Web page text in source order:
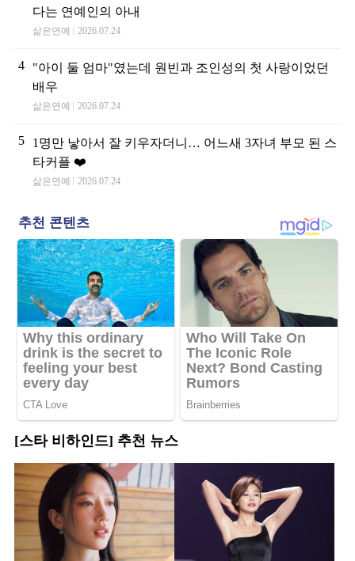
다는 연예인의 아내
삶은연예 2026.07.24
4
"아이 둘 엄마"였는데 원빈과 조인성의 첫 사랑이었던
배우
삶은연예 2026.07.24
5
1명만 낳아서 잘 키우자더니… 어느새 3자녀 부모 된 스
타커플 ❤️
삶은연예 2026.07.24
[스타 비하인드] 추천 뉴스